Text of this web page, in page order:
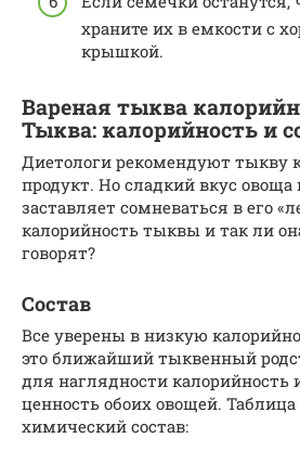
храните их в емкости с
крышкой.
Вареная тыква
Тыква: калорийность и
Диетологи рекомендуют тыкву
продукт. Но сладкий вкус овоща
заставляет сомневаться в его
калорийность тыквы и так ли
говорят?
Состав
Все уверены в низкую
это ближайший тыквенный
для наглядности
ценность обоих овощей.
химический состав: